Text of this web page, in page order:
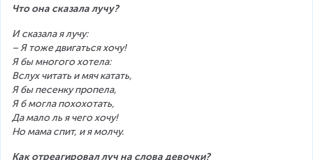
Что она сказала лучу?
И сказала я лучу:
– Я тоже двигаться хочу!
Я бы многого хотела:
Вслух читать и мяч катать,
Я бы песенку пропела,
Я б могла похохотать,
Да мало ль я чего хочу!
Но мама спит, и я молчу.
Как отреагировал луч на слова девочки?